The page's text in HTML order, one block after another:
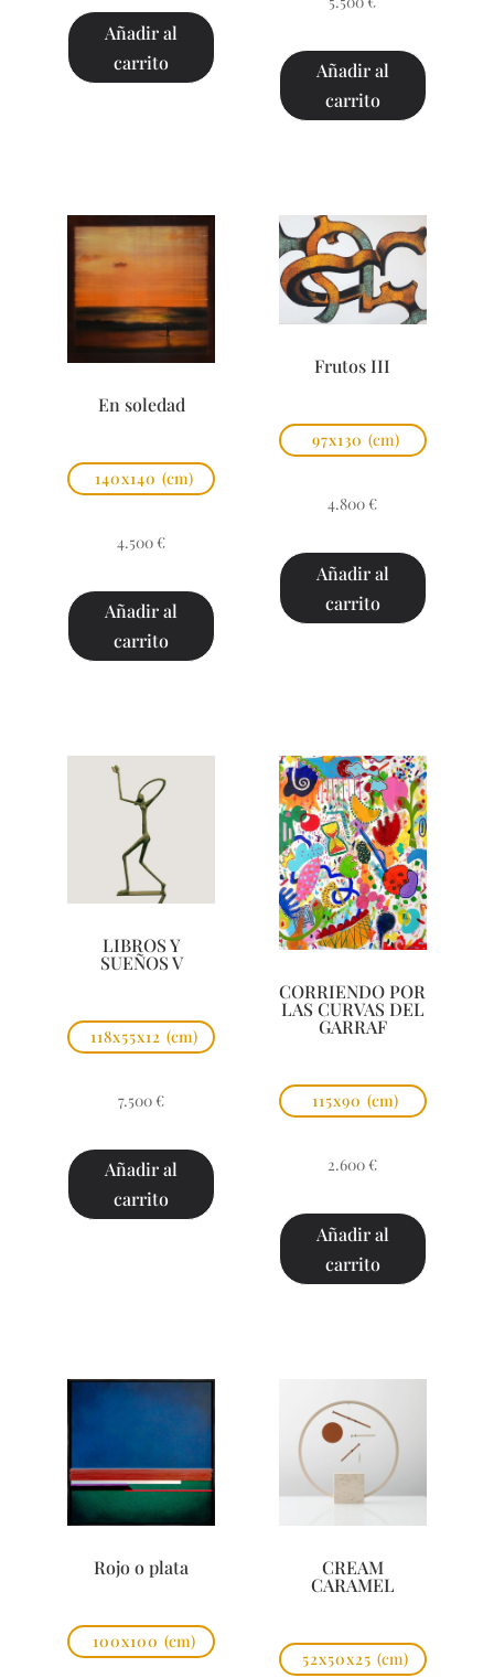
Añadir al
carrito
Añadir al
carrito
En soledad
140x140 (cm)
4.500 €
Añadir al
carrito
Frutos III
97x130 (cm)
4.800 €
Añadir al
carrito
LIBROS Y
SUEÑOS V
118x55x12 (cm)
7.500 €
Añadir al
carrito
CORRIENDO POR
LAS CURVAS DEL
GARRAF
115x90 (cm)
2.600 €
Añadir al
carrito
Rojo o plata
100x100 (cm)
CREAM
CARAMEL
52x50x25 (cm)